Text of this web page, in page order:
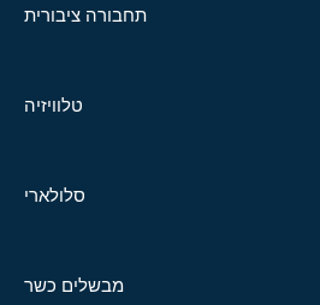
תחבורה ציבורית
טלוויזיה
סלולארי
מבשלים כשר